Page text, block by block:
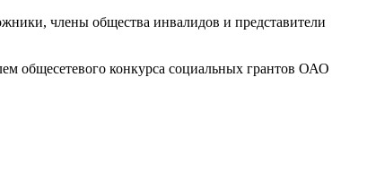
члены общества инвалидов и представители
общесетевого конкурса социальных грантов ОАО